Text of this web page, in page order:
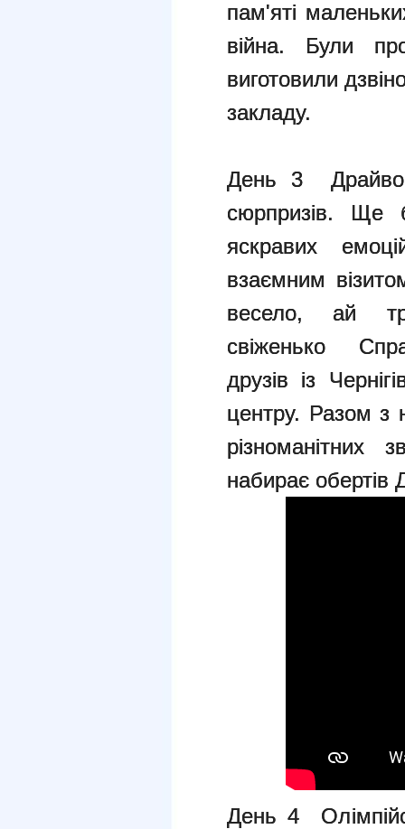
пам'яті
війна. Були
виготовили
закладу.
День 3
сюрпризів. Ще
яскравих
взаємним
весело, ай
свіженько
друзів із
центру. Разом з
різноманітних
набирає обертів
День 4